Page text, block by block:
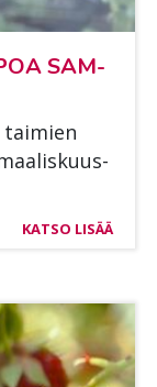
SAM­
tai­mien
KATSO LISÄÄ